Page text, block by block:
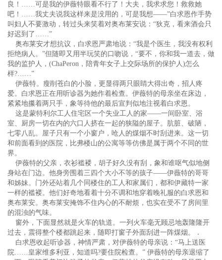
良！……可是我的伊薇特眼看不行了！大夫，我求求您！救救她
吧！……我丈夫说我这样来是没用的，可是我想——”白求恩作手势
叫妇人不要激动，转过头来笑着对奥布莱安说：“狄克，看来酒会只
好迟到了……”
奥布莱安才想抗议，白求恩严肃地说：“我是个医生，我没有权利
拒绝病人。”但随即又用半玩笑的口吻说，“要不，你和我一道去，做
我的监护人，(ChaPeron，陪青年女子上交际场所的保护人)怎么
样?……”
伊薇特。瘦削苍白的小脸，更显得两只眼睛大得出奇，招人疼
爱。白求恩正在用听诊器为她作着检查。伊薇特的母亲坐在床边，
紧紧地攥着两只手，象等待他的最后宣判似地注视着白求恩。
这是蒙特利尔工人住宅区一个失业工人的家——一间卧室、浴
室、厨房一切在内的六口人挤在一起的狭隘的屋子。肮脏、破陋，
七零八乱。屋子只有一个小窗户，呛人的煤烟不时刮进来。这一切
和前面看到的医院，比弗楼山的公寓等等仿佛是属于两个不同的世
界。
伊薇特的父亲，衣衫褴褛，胡子好久没有刮，象和谁呕气似地侧
身站在门边。他身旁围着三四个大小不等的孩子——伊薇特的哥哥
和姊妹。门外还站着几个同楼住的工人和家属们，都和伊藏特一家
一样的褴褛。他们好奇地看着十分不调和地穿着晚礼服的白求恩和
奥布莱安。奥布莱安掩饰不住内心的不耐烦，也实在受不了房间里
的混浊的气味。
窗外，下面显然就是火车的轨道。一列火车毫无顾忌地轰隆隆开
过去，震得整个楼都跳起来，随即打窗子外面刮进一阵煤烟。．
白求恩收起听诊器，神情严肃，对伊薇特的母亲说：“马上送医
院……皇家维多利亚，知道吗?要住院检查。” 伊薇特的母亲退缩了